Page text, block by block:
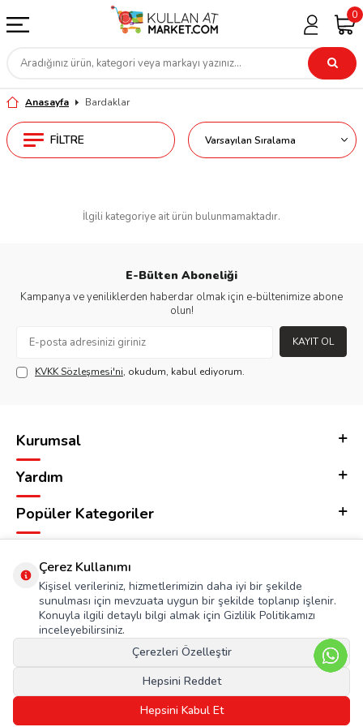
0
Anasayfa Bardaklar
FILTRE
İlgili kategoriye ait ürün bulunmamaktadır.
E-Bülten Aboneliği
Kampanya ve yeniliklerden haberdar olmak için e-bültenimize abone
olun!
KAYIT OL
KVKK Sözleşmesi'ni, okudum, kabul ediyorum.
Kurumsal
Yardım
Popüler Kategoriler
Çerez Kullanımı
Kişisel verileriniz, hizmetlerimizin daha iyi bir şekilde
sunulması için mevzuata uygun bir şekilde toplanıp işlenir.
Konuyla ilgili detaylı bilgi almak için Gizlilik Politikamızı
inceleyebilirsiniz.
Çerezleri Özelleştir
Hepsini Reddet
Hepsini Kabul Et